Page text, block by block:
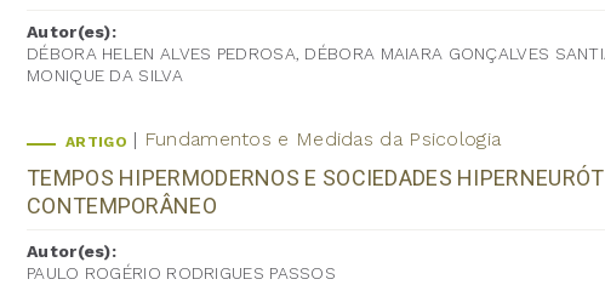
Autor(es):
DÉBORA HELEN ALVES PEDROSA, DÉBORA MAIARA GONÇALVES
MONIQUE DA SILVA
ARTIGO Fundamentos e Medidas da Psicologia
TEMPOS HIPERMODERNOS E SOCIEDADES
CONTEMPORÂNEO
Autor(es):
PAULO ROGÉRIO RODRIGUES PASSOS